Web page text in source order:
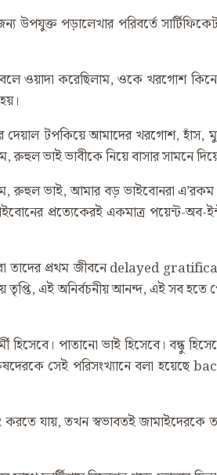
উপযুক্ত পড়ালেখার পরিবর্তে
ওয়াদা করেছিলাম, ওকে খরগোশ
দেয়াল টপকিয়ে আমাদের খরগোশ, হাঁস,
ভাই ভাবীকে নিয়ে বাসার সামনে দিয়ে
রুহুল ভাই, আমার বড় ভাইবোনরা
প্রত্যেকেরই একমাত্র পয়েন্ট-অব-
তাদের প্রথম জীবনে delayed
তৃপ্তি, এই অনির্বচনীয় আনন্দ, এই সব হতে
পাতানো ভাই হিসেবে। বন্ধু
সেই পরিসংখ্যানে বলা হয়েছে
করতে যায়, তখন স্বভাবতই